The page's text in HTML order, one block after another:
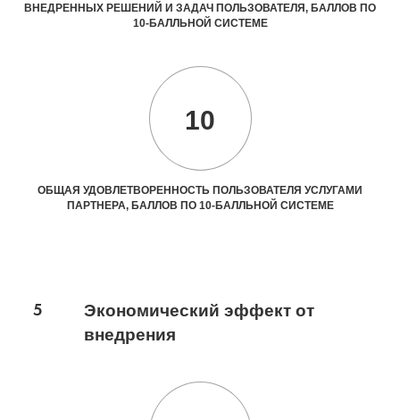
ВНЕДРЕННЫХ РЕШЕНИЙ И ЗАДАЧ ПОЛЬЗОВАТЕЛЯ, БАЛЛОВ ПО
10-БАЛЛЬНОЙ СИСТЕМЕ
10
ОБЩАЯ УДОВЛЕТВОРЕННОСТЬ ПОЛЬЗОВАТЕЛЯ УСЛУГАМИ
ПАРТНЕРА, БАЛЛОВ ПО 10-БАЛЛЬНОЙ СИСТЕМЕ
5
Экономический эффект от
внедрения